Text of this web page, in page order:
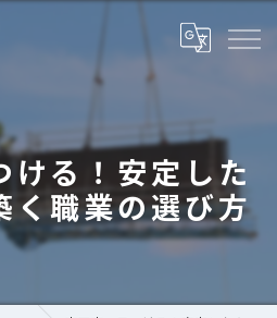
ける！安定した
く職業の選び方